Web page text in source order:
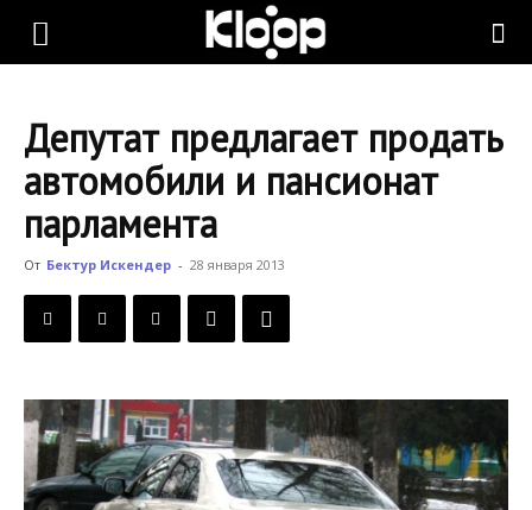
KLOOP.KG
Новости
Кыргызстана
Депутат предлагает продать
автомобили и пансионат
парламента
От Бектур Искендер - 28 января 2013